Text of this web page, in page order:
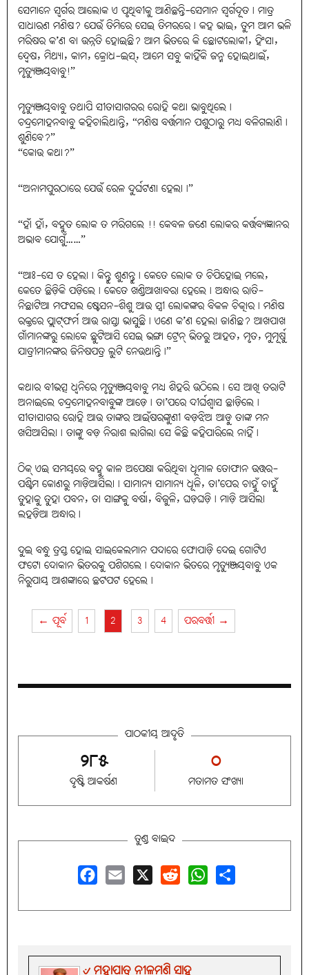
ସେମାନେ ସ୍ବର୍ଗର ଆଲୋକ ଏ ପୃଥିବୀକୁ ଆଣିଛନ୍ତି-ସେମାନ ସ୍ବର୍ଗଦୂତ। ମାତ୍ର
ସାଧାରଣ ମଣିଷ? ଯେଉଁ ତିମିରେ ସେଇ ତିମରରେ। କହ ଭାଇ, ତୁମ ଆମ ଭଳି
ମରିଷର କ’ଣ ବା ଉନ୍ନତି ହୋଇଛି? ଆମ ଭିତରେ କି ଛୋଟଲୋକୀ, ହିଂସା,
ଦ୍ୱେଷ, ମିଥ୍ୟା, କାମ, କ୍ରୋଧ-ଇସ୍, ଆମେ ସବୁ କାହିଁକି ଜନ୍ମ ହୋଇଥାଇଁ,
ମୃତ୍ୟୁଞ୍ଜୟବାବୁ!”
ମୃତ୍ୟୁଞ୍ଜୟବାବୁ ତଥାପି ସୀତାସାଗରର ରୋହି କଥା ଭାବୁଥିଲେ।
ଚନ୍ଦ୍ରମୋହନବାବୁ କହିଚାଲିଥାନ୍ତି, “ମଣିଷ ବର୍ତ୍ତମାନ ପଶୁଠାରୁ ମଧ୍ୟ ବଳିଗଲାଣି।
ଶୁଣିବେ?”
“କୋଉ କଥା?”
“ଅନାମପୁରଠାରେ ଯେଉଁ ରେଳ ଦୁର୍ଘଟଣା ହେଲା।”
“ହାଁ ହାଁ, ବହୁତ ଲୋକ ତ ମରିଗଲେ !! କେବଳ ଜଣେ ଲୋକର କର୍ତ୍ତବ୍ୟଜ୍ଞାନର
ଅଭାବ ଯୋଗୁଁ……”
“ଆଃ-ସେ ତ ହେଲା। କିନ୍ତୁ ଶୁଣନ୍ତୁ। କେତେ ଲୋକ ତ ଚିପିହୋଇ ମଲେ,
କେତେ ଛିଡ଼ିକି ପଡ଼ିଲେ। କେତେ ଖଣ୍ଡିଆଖାବରା ହେଲେ। ଅନ୍ଧାର ରାତି-
ନିଛାଟିଆ ମଫସଲ ଷ୍ଟେସନ-ଶିଶୁ ଆଉ ସ୍ତ୍ରୀ ଲୋକଙ୍କର ବିକଳ ଚିତ୍କାର। ମଣିଷ
ରକ୍ତରେ ପ୍ଲାଟ୍‌ଫର୍ମ ଆଉ ରାସ୍ତା ଭାସୁଛି। ଏଣେ କ’ଣ ହେଲା ଜାଣିଛ? ଆଖପାଖ
ଗାଁମାନଙ୍କରୁ ଲୋକେ ଛୁଟିଆସି ସେଇ ଭଙ୍ଗା ଟ୍ରେନ୍ ଭିତରୁ ଆହତ, ମୃତ, ମୁମୂର୍ଷୁ
ଯାତ୍ରୀମାନଙ୍କର ଜିନିଷପତ୍ର ଲୁଟି ନେଉଥାନ୍ତି।”
କଥାର ବୀଭତ୍ସ ଧ୍ବନିରେ ମୃତ୍ୟୁଞ୍ଜୟବାବୁ ମଧ୍ୟ ଶିହରି ଉଠିଲେ। ସେ ଆଖି ତରାଟି
ଅନାଇଲେ ଚନ୍ଦ୍ରମୋହନବାବୁଙ୍କ ଆଡ଼େ। ତା’ପରେ ଦୀର୍ଘଶ୍ବାସ ଛାଡ଼ିଲେ।
ସୀତାସାଗର ରୋହି ଆଉ ତାଙ୍କର ଆଇଁଷରଙ୍କୁଣୀ ବଡ଼ଝିଅ ଆଡ଼ୁ ତାଙ୍କ ମନ
ଖସିଆସିଲା। ତାଙ୍କୁ ବଡ଼ ନିରାଶ ଲାଗିଲା ସେ କିଛି କହିପାରିଲେ ନାହିଁ।
ଠିକ୍ ଏଇ ସମୟରେ ବହୁ କାଳ ଅପେକ୍ଷା କରିଥିବା ଧୂମାଳ ତୋଫାନ ଉତ୍ତର-
ପଶ୍ଚିମ କୋଣରୁ ମାଡ଼ିଆସିଲା। ସାମାନ୍ୟ ସାମାନ୍ୟ ଧୂଳି, ତା’ପେର ଚାହୁଁ ଚାହୁଁ
ତୁହାକୁ ତୁହା ପବନ, ତା ସାଙ୍ଗକୁ ବର୍ଷା, ବିଜୁଳି, ଘଡ଼ଘଡ଼ି। ମାଡ଼ି ଆସିଲା
ଲହଡ଼ିଆ ଅନ୍ଧାର।
ଦୁଇ ବନ୍ଧୁ ତ୍ରସ୍ତ ହୋଇ ସାଇକେଲମାନ ପଦାରେ ଫୋପାଡ଼ି ଦେଇ ଗୋଟିଏ
ଫଟୋ ଦୋକାନ ଭିତରକୁ ପଶିଗଲେ। ଦୋକାନ ଭିତରେ ମୃତ୍ୟୁଞ୍ଜୟବାବୁ ଏକ
ନିରୁପାୟ ଆଶଙ୍କାରେ ଛଟପଟ ହେଲେ।
← ପୂର୍ବ
1 2 3 4 ପରବର୍ତ୍ତୀ →
ପାଠକୀୟ ଆଦୃତି
୨୮୫
ଦୃଷ୍ଟି ଆକର୍ଷଣ
୦
ମତାମତ ସଂଖ୍ୟା
ତୁଣ୍ଡ ବାଇଦ
୰ ମହାପାତ୍ର ନୀଳମଣି ସାହୁ